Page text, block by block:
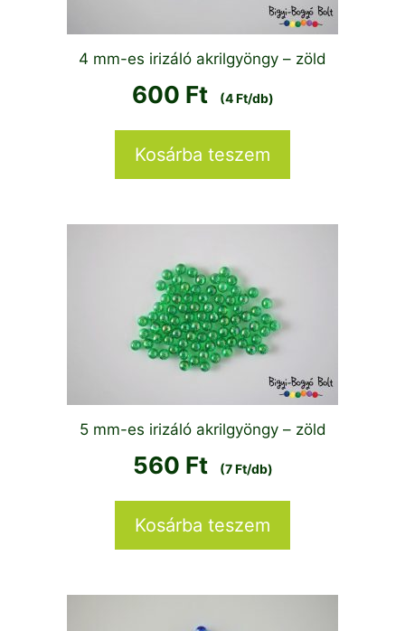
4 mm-es irizáló akrilgyöngy – zöld
600 Ft (4 Ft/db)
Kosárba teszem
5 mm-es irizáló akrilgyöngy – zöld
560 Ft (7 Ft/db)
Kosárba teszem